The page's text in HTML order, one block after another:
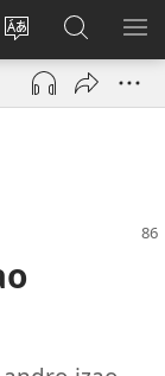
Hiova
fiteny
Hiditra
(manokatra
rohy)
ato
Amin’ny